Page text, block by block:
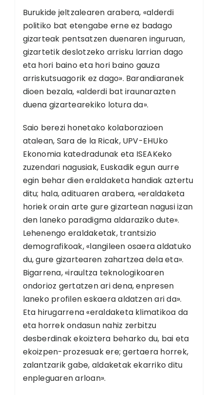
Burukide jeltzalearen arabera, «alderdi
politiko bat etengabe erne ez badago
gizarteak pentsatzen duenaren inguruan,
gizartetik deslotzeko arrisku larrian dago
eta hori baino eta hori baino gauza
arriskutsuagorik ez dago». Barandiaranek
dioen bezala, «alderdi bat iraunarazten
duena gizartearekiko lotura da».
Saio berezi honetako kolaborazioen
atalean, Sara de la Ricak, UPV-EHUko
Ekonomia katedradunak eta ISEAKeko
zuzendari nagusiak, Euskadik egun aurre
egin behar dien eraldaketa handiak aztertu
ditu; hala, adituaren arabera, «eraldaketa
horiek orain arte gure gizartean nagusi izan
den laneko paradigma aldaraziko dute».
Lehenengo eraldaketak, trantsizio
demografikoak, «langileen osaera aldatuko
du, gure gizartearen zahartzea dela eta».
Bigarrena, «iraultza teknologikoaren
ondorioz gertatzen ari dena, enpresen
laneko profilen eskaera aldatzen ari da».
Eta hirugarrena «eraldaketa klimatikoa da
eta horrek ondasun nahiz zerbitzu
desberdinak ekoiztera beharko du, bai eta
ekoizpen-prozesuak ere; gertaera horrek,
zalantzarik gabe, aldaketak ekarriko ditu
enpleguaren arloan».